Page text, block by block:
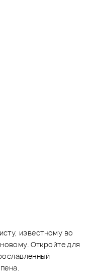
известному во
Откройте для